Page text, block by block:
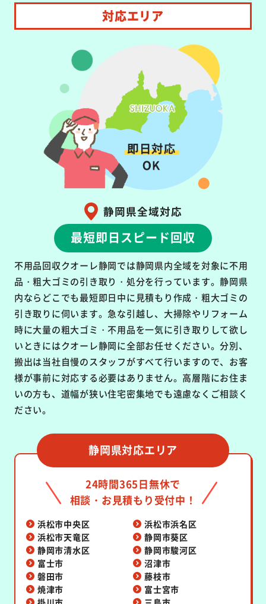
対応エリア
静岡県全域対応
最短即日スピード回収
不用品回収クオーレ静岡では静岡県内全域を対象に不用
品・粗大ゴミの引き取り・処分を行っています。静岡県
内ならどこでも最短即日中に見積もり作成・粗大ゴミの
引き取りに伺います。急な引越し、大掃除やリフォーム
時に大量の粗大ゴミ・不用品を一気に引き取りして欲し
いときにはクオーレ静岡に全部お任せください。分別、
搬出は当社自慢のスタッフがすべて行いますので、お客
様が事前に対応する必要はありません。高層階にお住ま
いの方も、道幅が狭い住宅密集地でも遠慮なくご相談く
ださい。
静岡県対応エリア
24時間365日無休で
相談・お見積もり受付中！
浜松市中央区
浜松市浜名区
浜松市天竜区
静岡市葵区
静岡市清水区
静岡市駿河区
富士市
沼津市
磐田市
藤枝市
焼津市
富士宮市